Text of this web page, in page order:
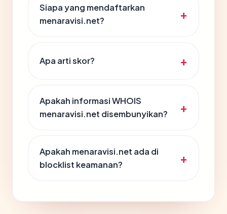
Siapa yang mendaftarkan
menaravisi.net?
Apa arti skor?
Apakah informasi WHOIS
menaravisi.net disembunyikan?
Apakah menaravisi.net ada di
blocklist keamanan?